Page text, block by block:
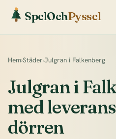
SpelOchPyssel
Hem›Städer›Julgran i Falkenberg
Julgran i
med
dörren